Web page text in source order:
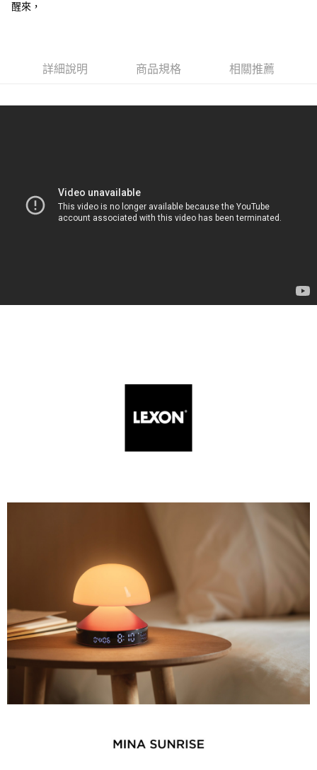
醒來，
詳細說明 商品規格 相關推薦